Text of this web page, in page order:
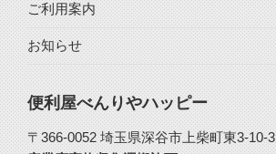
ご利用案内
お知らせ
便利屋べんりやハッピー
〒366-0052 埼玉県深谷市上柴町東3-10-3